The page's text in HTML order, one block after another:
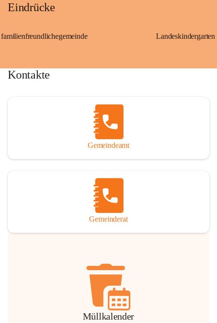
Eindrücke
familienfreundlichegemeinde
Kontakte
Gemeindeamt
Gemeinderat
Müllkalender